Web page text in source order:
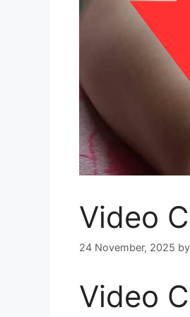
Video
24 November, 2025 by
Video